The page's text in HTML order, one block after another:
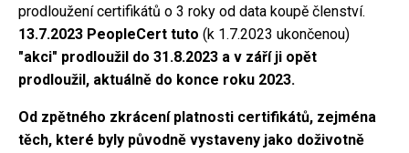
prodloužení certifikátů o 3 roky od data koupě členství.
13.7.2023 PeopleCert tuto (k 1.7.2023 ukončenou)
"akci" prodloužil do 31.8.2023 a v září ji opět
prodloužil, aktuálně do konce roku 2023.
Od zpětného zkrácení platnosti certifikátů, zejména
těch, které byly původně vystaveny jako doživotně